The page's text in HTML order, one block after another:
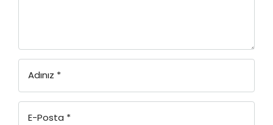
Adınız *
E-Posta *